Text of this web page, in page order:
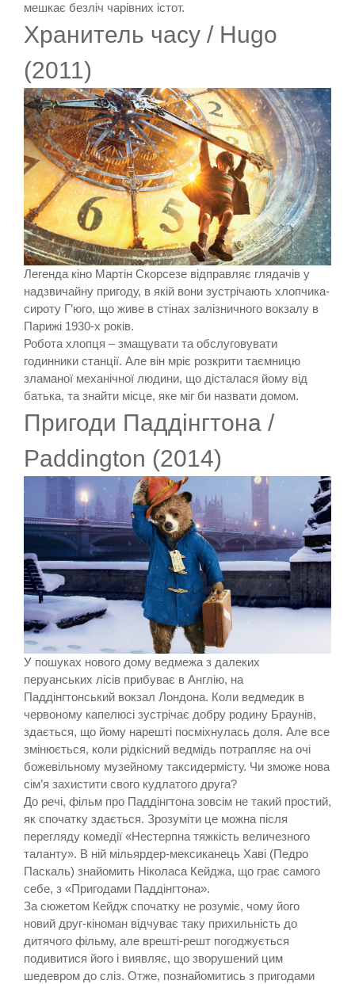
мешкає безліч чарівних істот.
Хранитель часу / Hugo
(2011)
Легенда кіно Мартін Скорсезе відправляє глядачів у
надзвичайну пригоду, в якій вони зустрічають хлопчика-
сироту Г’юго, що живе в стінах залізничного вокзалу в
Парижі 1930-х років.
Робота хлопця – змащувати та обслуговувати
годинники станції. Але він мріє розкрити таємницю
зламаної механічної людини, що дісталася йому від
батька, та знайти місце, яке міг би назвати домом.
Пригоди Паддінгтона /
Paddington (2014)
У пошуках нового дому ведмежа з далеких
перуанських лісів прибуває в Англію, на
Паддінгтонський вокзал Лондона. Коли ведмедик в
червоному капелюсі зустрічає добру родину Браунів,
здається, що йому нарешті посміхнулась доля. Але все
змінюється, коли рідкісний ведмідь потрапляє на очі
божевільному музейному таксидермісту. Чи зможе нова
сім’я захистити свого кудлатого друга?
До речі, фільм про Паддінгтона зовсім не такий простий,
як спочатку здається. Зрозуміти це можна після
перегляду комедії «Нестерпна тяжкість величезного
таланту». В ній мільярдер-мексиканець Хаві (Педро
Паскаль) знайомить Ніколаса Кейджа, що грає самого
себе, з «Пригодами Паддінгтона».
За сюжетом Кейдж спочатку не розуміє, чому його
новий друг-кіноман відчуває таку прихильність до
дитячого фільму, але врешті-решт погоджується
подивитися його і виявляє, що зворушений цим
шедевром до сліз. Отже, познайомитись з пригодами